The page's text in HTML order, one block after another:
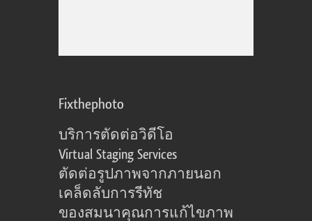
Fixthephoto
บริการตัดต่อวิดีโอ
Virtual Staging Services
ตัดต่อรูปภาพจากภายนอก
เคล็ดลับการรีทัช
ของสมนาคุณการแก้ไขภาพ